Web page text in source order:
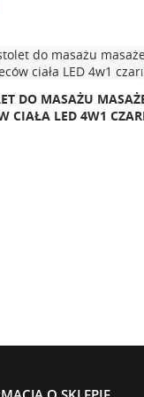
MASAŻU MYCIA